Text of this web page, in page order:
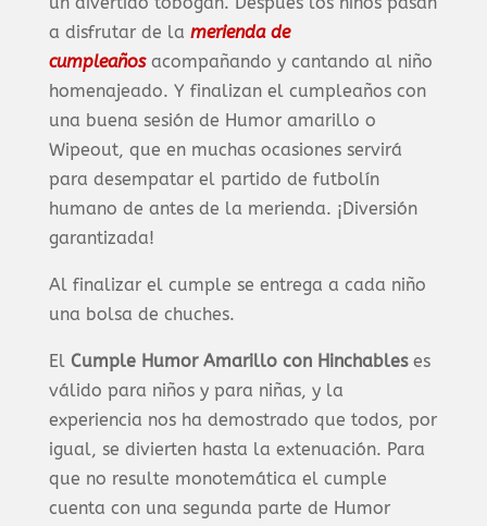
a disfrutar de la merienda de
cumpleaños acompañando y cantando al niño
homenajeado. Y finalizan el cumpleaños con
una buena sesión de Humor amarillo o
Wipeout, que en muchas ocasiones servirá
para desempatar el partido de futbolín
humano de antes de la merienda. ¡Diversión
garantizada!
Al finalizar el cumple se entrega a cada niño
una bolsa de chuches.
El Cumple Humor Amarillo con Hinchableses
válido para niños y para niñas, y la
experiencia nos ha demostrado que todos, por
igual, se divierten hasta la extenuación. Para
que no resulte monotemática el cumple
cuenta con una segunda parte de Humor